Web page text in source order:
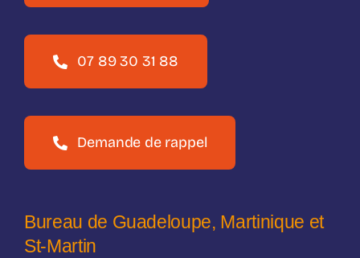
07 89 30 31 88
Demande de rappel
Bureau de Guadeloupe, Martinique et
St-Martin